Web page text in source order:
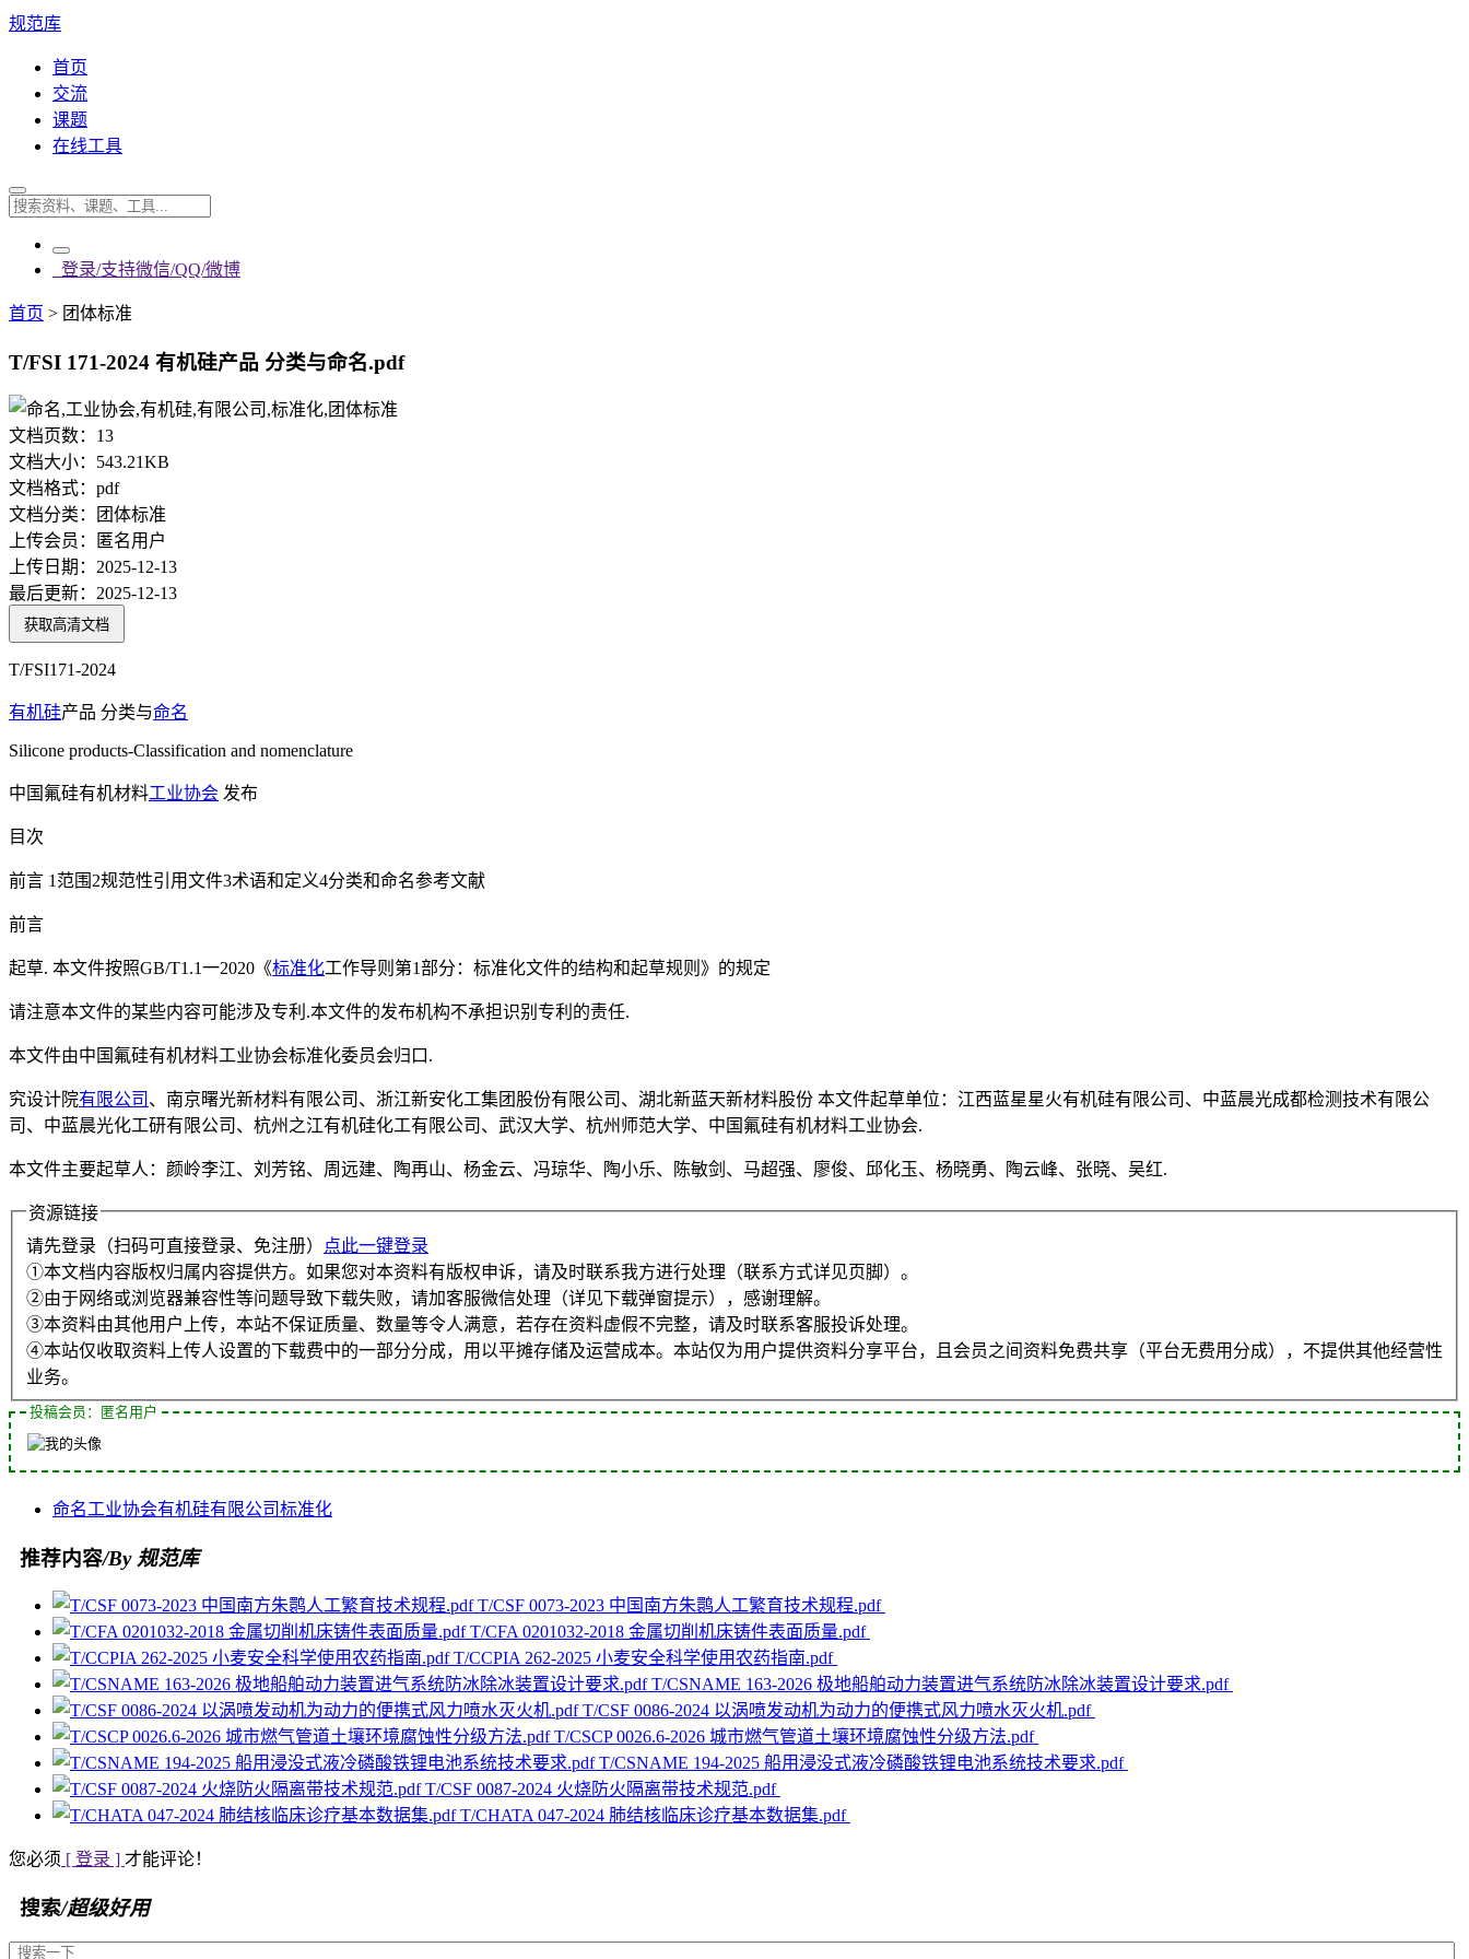
规范库
首页
交流
课题
在线工具
登录/支持微信/QQ/微博
首页 > 团体标准
T/FSI 171-2024 有机硅产品 分类与命名.pdf
文档页数： 13
文档大小： 543.21KB
文档格式： pdf
文档分类：
团体标准
上传会员：
匿名用户
上传日期： 2025-12-13
最后更新： 2025-12-13
获取高清文档
T/FSI171-2024
有机硅产品 分类与命名
Silicone products-Classification and nomenclature
中国氟硅有机材料工业协会 发布
目次
前言 1范围2规范性引用文件3术语和定义4分类和命名参考文献
前言
起草. 本文件按照GB/T1.1一2020《标准化工作导则第1部分：标准化文件的结构和起草规则》的规定
请注意本文件的某些内容可能涉及专利.本文件的发布机构不承担识别专利的责任.
本文件由中国氟硅有机材料工业协会标准化委员会归口.
究设计院有限公司 、南京曙光新材料有限公司、浙江新安化工集团股份有限公司、湖北新蓝天新材料股份 本文件起草单位：江西蓝星星火有机硅有限公司、中蓝晨光成都检测技术有限公
司、中蓝晨光化工研有限公司、杭州之江有机硅化工有限公司、武汉大学、杭州师范大学、中国氟硅有机材料工业协会.
本文件主要起草人：颜岭李江、刘芳铭、周远建、陶再山、杨金云、冯琼华、陶小乐、陈敏剑、马超强、廖俊、邱化玉、杨晓勇、陶云峰、张晓、吴红.
资源链接
请先登录（扫码可直接登录、免注册）
点此一键登录
①本文档内容版权归属内容提供方。如果您对本资料有版权申诉，请及时联系我方进行处理（联系方式详见页脚）。
②由于网络或浏览器兼容性等问题导致下载失败，请加客服微信处理（详见下载弹窗提示），感谢理解。
③本资料由其他用户上传，本站不保证质量、数量等令人满意，若存在资料虚假不完整，请及时联系客服投诉处理。
④本站仅收取资料上传人设置的下载费中的一部分分成，用以平摊存储及运营成本。本站仅为用户提供资料分享平台，且会员之间资料免费共享（平台无费用分成），不提供其他经营性
业务。
投稿会员：匿名用户
命名工业协会有机硅有限公司标准化
推荐内容/By 规范库
T/CSF 0073-2023 中国南方朱鹮人工繁育技术规程.pdf
T/CFA 0201032-2018 金属切削机床铸件表面质量.pdf
T/CCPIA 262-2025 小麦安全科学使用农药指南.pdf
T/CSNAME 163-2026 极地船舶动力装置进气系统防冰除冰装置设计要求.pdf
T/CSF 0086-2024 以涡喷发动机为动力的便携式风力喷水灭火机.pdf
T/CSCP 0026.6-2026 城市燃气管道土壤环境腐蚀性分级方法.pdf
T/CSNAME 194-2025 船用浸没式液冷磷酸铁锂电池系统技术要求.pdf
T/CSF 0087-2024 火烧防火隔离带技术规范.pdf
T/CHATA 047-2024 肺结核临床诊疗基本数据集.pdf
您必须 [ 登录 ] 才能评论！
搜索/超级好用